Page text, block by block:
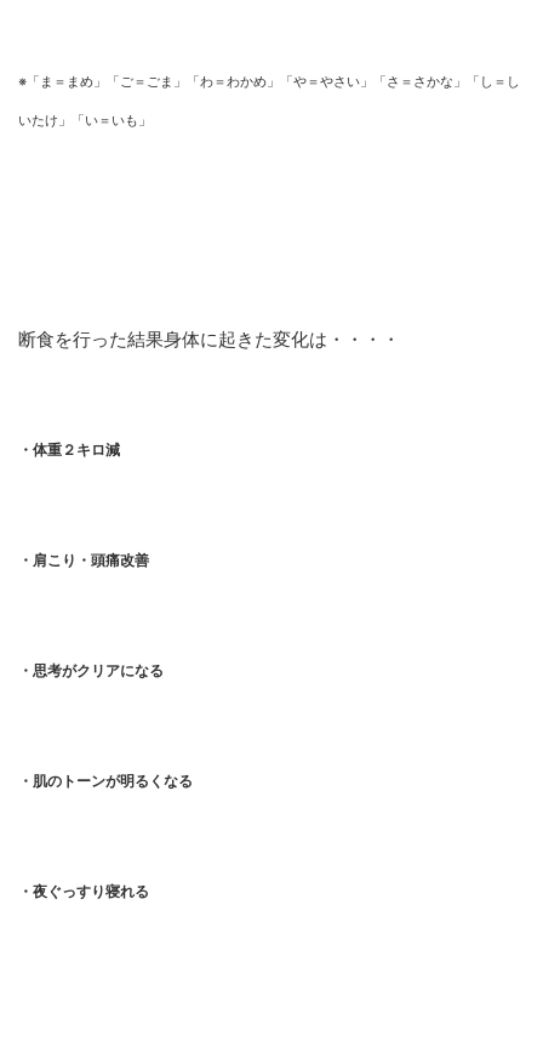
※「ま＝まめ」「ご＝ごま」「わ＝わかめ」「や＝やさい」「さ＝さかな」「し＝し
いたけ」「い＝いも」
断食を行った結果身体に起きた変化は・・・・
・体重２キロ減
・肩こり・頭痛改善
・思考がクリアになる
・肌のトーンが明るくなる
・夜ぐっすり寝れる